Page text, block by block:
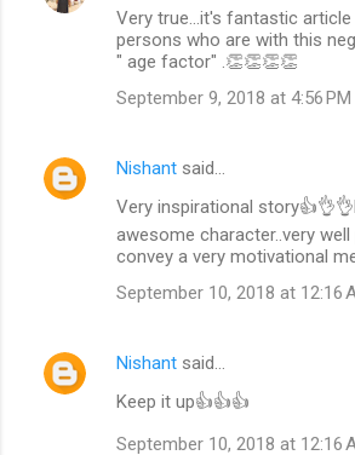
n
t
Very true...it's fantastic
persons who are with this
" age factor" .👏👏👏👏
September 9, 2018 at 4:56 PM
Nishant said…
Very inspirational
awesome character..very
convey a very motivational
September 10, 2018 at 12:16
Nishant said…
Keep it up👍👍👍
September 10, 2018 at 12:16